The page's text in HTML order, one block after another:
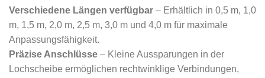
Verschiedene Längen verfügbar – Erhältlich in 0,5 m, 1,0
m, 1,5 m, 2,0 m, 2,5 m, 3,0 m und 4,0 m für maximale
Anpassungsfähigkeit.
Präzise Anschlüsse – Kleine Aussparungen in der
Lochscheibe ermöglichen rechtwinklige Verbindungen,